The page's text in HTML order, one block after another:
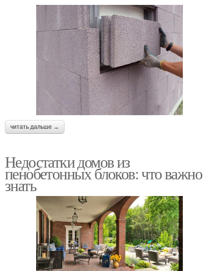
читать дальше →
Недостатки домов из
пенобетонных блоков: что важно
знать